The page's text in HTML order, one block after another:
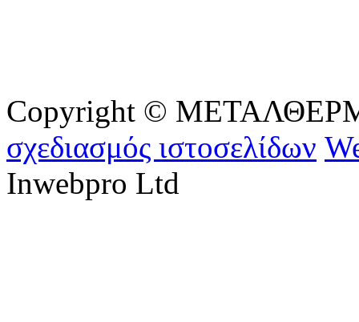
Copyright © ΜΕΤΑΛΘΕΡΜ
σχεδιασμός ιστοσελίδων
Inwebpro Ltd